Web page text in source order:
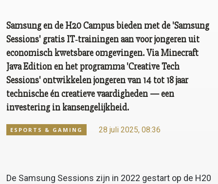
ESPORTS & GAMING 28 juli 2025, 08:36
Samsung en de H20 Campus bieden met de 'Samsung
Sessions' gratis IT‑trainingen aan voor jongeren uit
economisch kwetsbare omgevingen. Via Minecraft
Java Edition en het programma 'Creative Tech
Sessions' ontwikkelen jongeren van 14 tot 18 jaar
technische én creatieve vaardigheden — een
investering in kansengelijkheid.
De Samsung Sessions zijn in 2022 gestart op de H20